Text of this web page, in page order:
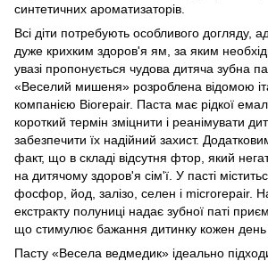
синтетичних ароматизаторів.
Всі діти потребують особливого догляду,
дуже крихким здоров'я ям, за яким
увазі пропонується чудова дитяча зубна
«Веселий мишеня» розроблена відомою
компанією Biorepair. Паста має рідкої
короткий термін зміцнити і реанімувати
забезпечити їх надійний захист.
факт, що в складі відсутня фтор, який
на дитячому здоров'я сім'ї. У пасті
фосфор, йод, залізо, селен і microrepair.
екстракту полуниці надає зубної паті
що стимулює бажання дитинку кожен день
Пасту «Весела ведмедик» ідеально